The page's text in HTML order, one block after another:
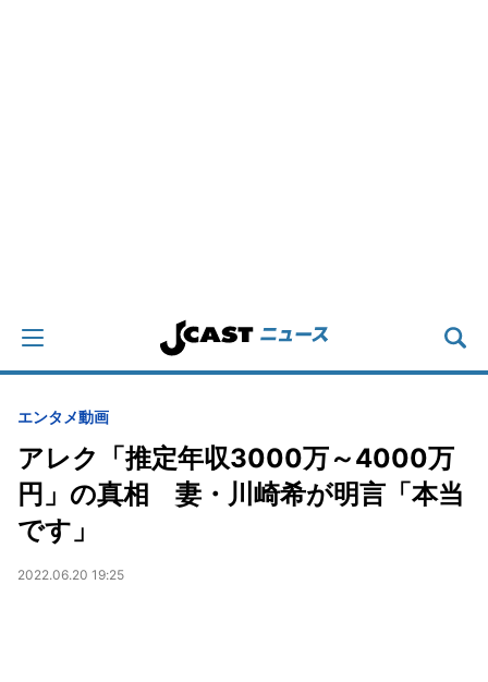
エンタメ動画
アレク「推定年収3000万～4000万
円」の真相 妻・川崎希が明言「本当
です」
2022.06.20 19:25